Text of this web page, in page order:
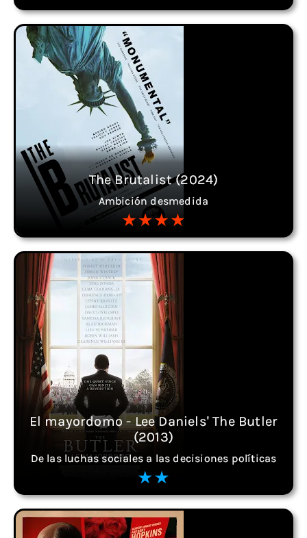
The Brutalist (2024)
Ambición desmedida
El mayordomo - Lee Daniels' The Butler
(2013)
De las luchas sociales a las decisiones políticas